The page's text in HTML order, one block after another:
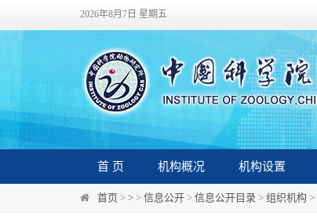
2026年8月7日 星期五
首 页 机构概况 机构设置
首页 > > > 信息公开 > 信息公开目录 > 组织机构 >